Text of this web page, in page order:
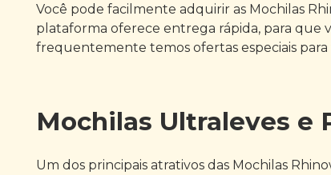
Você pode facilmente adquirir as Mochilas
plataforma oferece entrega rápida, para que
frequentemente temos ofertas especiais
Mochilas Ultraleves e
Um dos principais atrativos das Mochilas